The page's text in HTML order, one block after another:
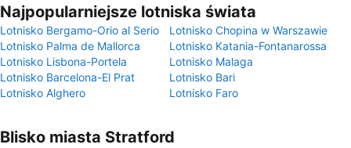
Najpopularniejsze lotniska świata
Lotnisko Bergamo-Orio al Serio
Lotnisko Chopina w Warszawie
Lotnisko Palma de Mallorca
Lotnisko Katania-Fontanarossa
Lotnisko Lisbona-Portela
Lotnisko Malaga
Lotnisko Barcelona-El Prat
Lotnisko Bari
Lotnisko Alghero
Lotnisko Faro
Blisko miasta Stratford